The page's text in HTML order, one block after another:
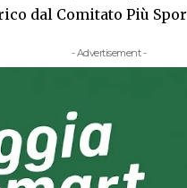
dal Comitato Più
- Advertisement -